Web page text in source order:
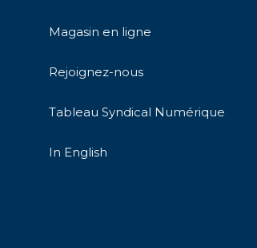
Magasin en ligne
Rejoignez-nous
Tableau Syndical Numérique
In English